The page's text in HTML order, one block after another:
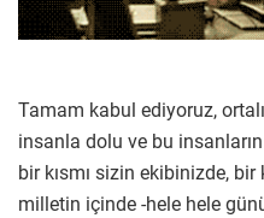
Tamam kabul ediyoruz,
insanla dolu ve bu insanların
bir kısmı sizin ekibinizde,
milletin içinde -hele hele